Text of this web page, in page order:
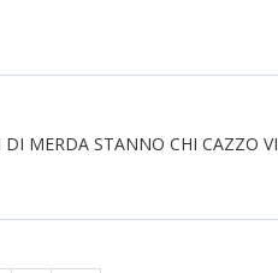
DI MERDA STANNO CHI CAZZO VI